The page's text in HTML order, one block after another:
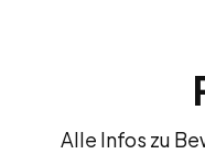
Alle Infos zu